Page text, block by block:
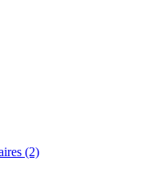
(2)